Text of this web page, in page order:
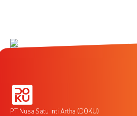
PT Nusa Satu Inti Artha (DOKU)